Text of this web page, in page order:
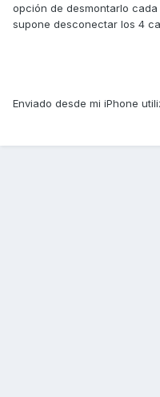
opción de desmontarlo
supone desconectar los 4
Enviado desde mi iPhone